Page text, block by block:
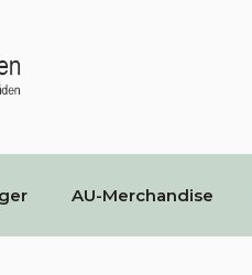
AU-Merchandise